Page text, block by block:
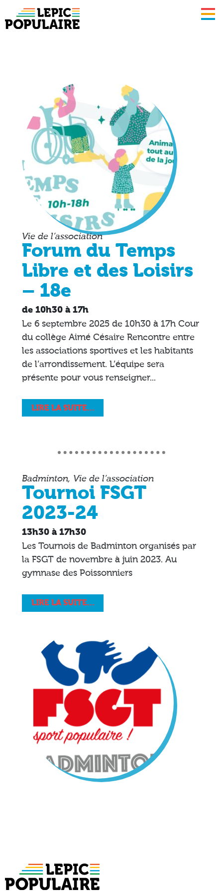
Lepic
Vie de l’association
Forum du Temps
Libre et des Loisirs
– 18e
de 10h30 à 17h
Le 6 septembre 2025 de 10h30 à 17h Cour
du collège Aimé Césaire Rencontre entre
les associations sportives et les habitants
de l’arrondissement. L’équipe sera
présente pour vous renseigner...
LIRE LA SUITE…
Badminton, Vie de l’association
Tournoi FSGT
2023-24
13h30 à 17h30
Les Tournois de Badminton organisés par
la FSGT de novembre à juin 2023. Au
gymnase des Poissonniers
LIRE LA SUITE…